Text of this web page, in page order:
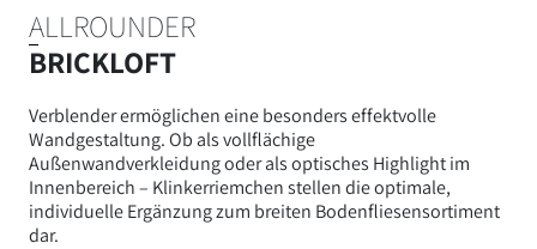
ALLROUNDER
BRICKLOFT
Verblender ermöglichen eine besonders effektvolle
Wandgestaltung. Ob als vollflächige
Außenwandverkleidung oder als optisches Highlight im
Innenbereich – Klinkerriemchen stellen die optimale,
individuelle Ergänzung zum breiten Bodenfliesensortiment
dar.